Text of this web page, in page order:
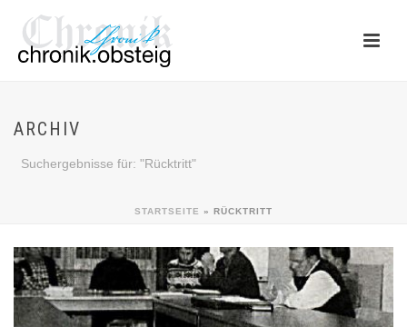
ARCHIV
Suchergebnisse für: "Rücktritt"
STARTSEITE » RÜCKTRITT